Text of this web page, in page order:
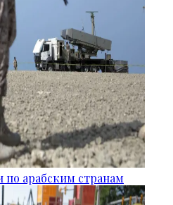
арабским странам